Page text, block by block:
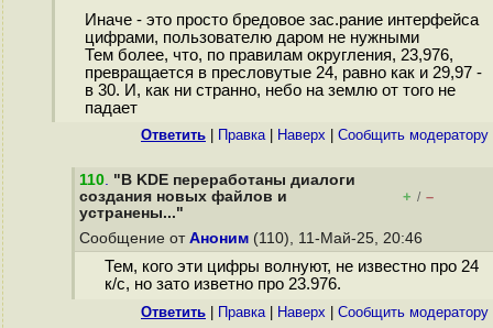
Иначе - это просто бредовое зас.рание интерфейса
цифрами, пользователю даром не нужными
Тем более, что, по правилам округления, 23,976,
превращается в пресловутые 24, равно как и 29,97 -
в 30. И, как ни странно, небо на землю от того не
падает
Ответить Правка| Наверх Cообщить модератору
110. "В KDE переработаны диалоги
создания новых файлов и
устранены..."
+ / –
Сообщение от Аноним (110), 11-Май-25, 20:46
Тем, кого эти цифры волнуют, не известно про 24
к/с, но зато изветно про 23.976.
Ответить Правка| Наверх Cообщить модератору